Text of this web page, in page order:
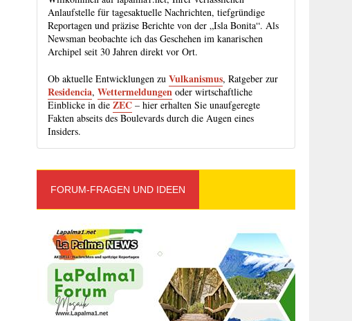
Anlaufstelle für tagesaktuelle Nachrichten, tiefgründige
Reportagen und präzise Berichte von der „Isla Bonita“. Als
Newsman beobachte ich das Geschehen im kanarischen
Archipel seit 30 Jahren direkt vor Ort.
Ob aktuelle Entwicklungen zuVulkanismus, Ratgeber zur
Residencia,Wettermeldungen oder wirtschaftliche
Einblicke in dieZEC – hier erhalten Sie unaufgeregte
Fakten abseits des Boulevards durch die Augen eines
Insiders.
FORUM-FRAGEN UND IDEEN